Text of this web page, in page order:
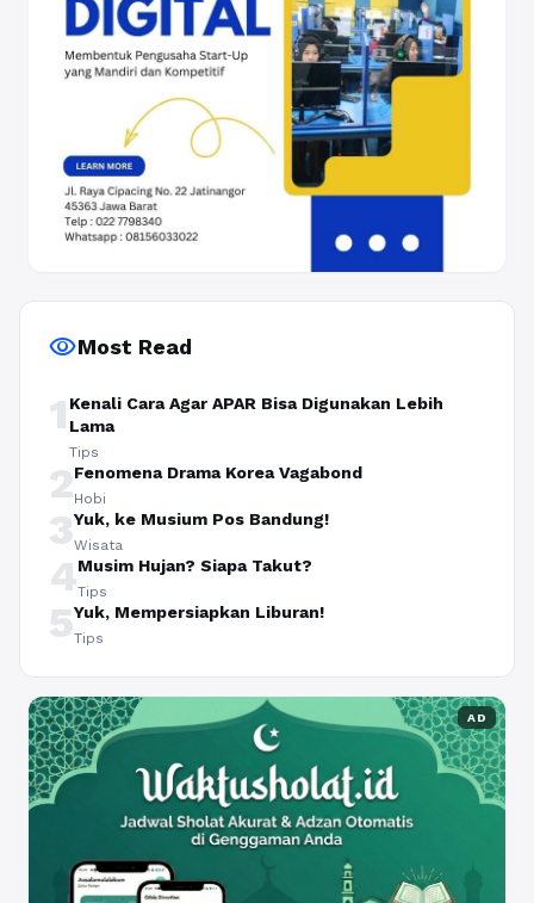
visibilityMost Read
1 Kenali Cara Agar APAR Bisa Digunakan Lebih
Lama
Tips
2Fenomena Drama Korea Vagabond
Hobi
3Yuk, ke Musium Pos Bandung!
Wisata
4Musim Hujan? Siapa Takut?
Tips
5Yuk, Mempersiapkan Liburan!
Tips
AD